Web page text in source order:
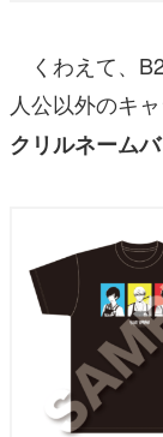
くわえて、
人公以外のキ
クリルネーム